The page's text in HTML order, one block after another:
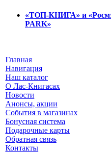
«ТОП-КНИГА» и
PARK»
Главная
Навигация
Наш каталог
О Лас-Книгасах
Новости
Анонсы, акции
События в магазинах
Бонусная система
Подарочные карты
Обратная связь
Контакты